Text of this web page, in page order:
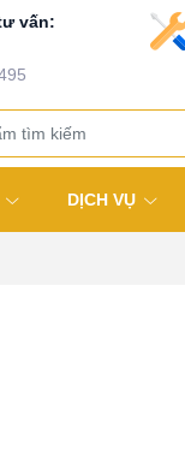
vấn:
DỊCH VỤ